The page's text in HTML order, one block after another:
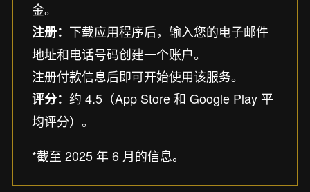
金。
注册： 下载应用程序后，输入您的电子邮件
地址和电话号码创建一个账户。
注册付款信息后即可开始使用该服务。
评分： 约 4.5（App Store 和 Google Play 平
均评分）。
*截至 2025 年 6 月的信息。